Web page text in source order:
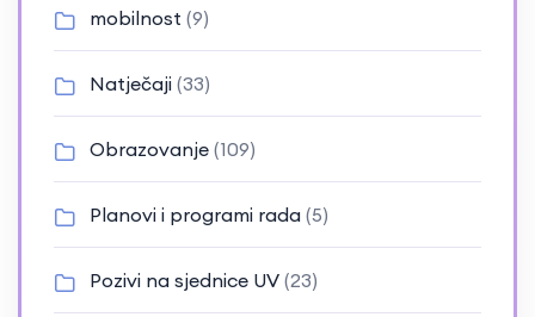
mobilnost (9)
Natječaji (33)
Obrazovanje (109)
Planovi i programi rada (5)
Pozivi na sjednice UV (23)